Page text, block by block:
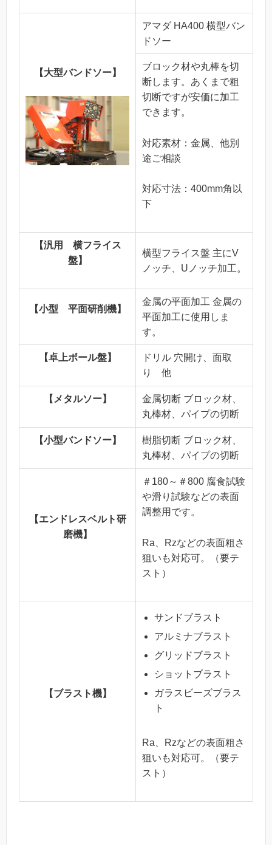
【大型バンドソー】
アマダ HA400 横型バン
ドソー
ブロック材や丸棒を切
断します。あくまで粗
切断ですが安価に加工
できます。
対応素材：金属、他別
途ご相談
対応寸法：400mm角以
下
【汎用 横フライス
盤】
横型フライス盤 主にV
ノッチ、Uノッチ加工。
【小型 平面研削機】
金属の平面加工 金属の
平面加工に使用しま
す。
【卓上ボール盤】
ドリル 穴開け、面取
り 他
【メタルソー】
金属切断 ブロック材、
丸棒材、パイプの切断
【小型バンドソー】
樹脂切断 ブロック材、
丸棒材、パイプの切断
【エンドレスベルト研
磨機】
＃180～＃800 腐食試験
や滑り試験などの表面
調整用です。
Ra、Rzなどの表面粗さ
狙いも対応可。（要テ
スト）
【ブラスト機】
サンドブラスト
アルミナブラスト
グリッドブラスト
ショットブラスト
ガラスビーズブラス
ト
Ra、Rzなどの表面粗さ
狙いも対応可。（要テ
スト）